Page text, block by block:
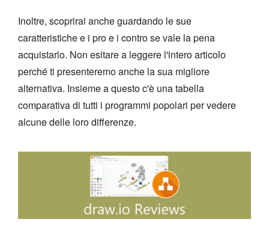
Inoltre, scoprirai anche guardando le sue
caratteristiche e i pro e i contro se vale la pena
acquistarlo. Non esitare a leggere l'intero articolo
perché ti presenteremo anche la sua migliore
alternativa. Insieme a questo c'è una tabella
comparativa di tutti i programmi popolari per vedere
alcune delle loro differenze.